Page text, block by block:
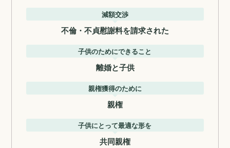
減額交渉
不倫・不貞慰謝料を請求された
子供のためにできること
離婚と子供
親権獲得のために
親権
子供にとって最適な形を
共同親権